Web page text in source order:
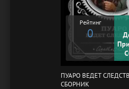
Рейтинг
0
ПУАРО ВЕДЕТ
СБОРНИК